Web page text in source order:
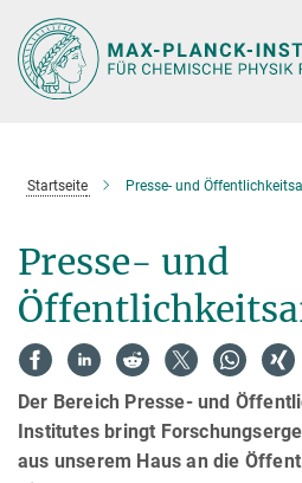
Hauptinhalt
Startseite Presse- und
Presse- und
Der Bereich Presse- und
Institutes bringt
aus unserem Haus an die